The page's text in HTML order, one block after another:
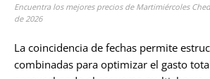
Encuentra los mejores precios de Martimiércoles
de 2026
La coincidencia de fechas permite
combinadas para optimizar el gasto